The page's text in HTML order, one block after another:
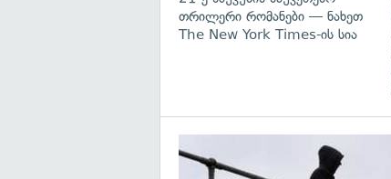
თრილერი რომანები — ნახეთ
The New York Times-ის სია